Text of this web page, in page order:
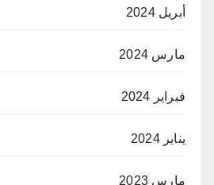
أبريل 2024
مارس 2024
فبراير 2024
يناير 2024
مارس 2023